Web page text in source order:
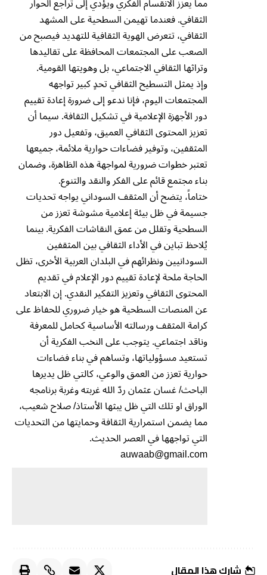
الثقافي. فعندما تهيمن السطحية على المشهد
الثقافي، تتعرض الهوية الثقافية للتهديد فيصبح من
الصعب على المجتمعات المحافظة على تقاليدها
وتراثها الثقافي الاجتماعي، بل وهويتها القومية.
وإذ يمثل التسطيح الثقافي تحدٍ كبير تواجهه
المجتمعات اليوم، فإنا ندعو إلى ضرورة إعادة تقييم
دور الأجهزة الإعلامية في تشكيل الثقافة. سيما أن
تعزيز المحتوى الثقافي العميق، وتفعيل دور
المثقفين، وتوفير فضاءات حوارية ملائمة، جميعها
تعتبر خطوات ضرورية لمواجهة هذه الظاهرة، وضمان
بناء مجتمع قائم على الفكر والنقد والتنوع.
ختاماً، يتضح أن المثقف السوداني يواجه تحديات
جسيمة في ظل بيئة إعلامية مشوشة تعزز من
السطحية وتقلل من عمق النقاشات الفكرية. بينما
يُلاحظ تباين في الأداء الثقافي بين المثقفين
السودانيين ونظرائهم في البلدان العربية الأخرى، تظل
الحاجة ملحة لإعادة تقييم دور الإعلام في تقديم
المحتوى الثقافي وتعزيز التفكير النقدي. إن الابتعاد
عن المنصات السطحية هو خيار ضروري للحفاظ على
كرامة المثقف ورسالته الأساسية كحامل للمعرفة
وناقد اجتماعي. يتوجب على النخب الفكرية أن
تستعيد مسؤولياتها، وتساهم في بناء فضاءات
حوارية تعزز من العمق والوعي، كالتي ظل يديرها
الباحث/ غسان عثمان ردّ الله غربته وغربة برنامجه
الوراق او تلك التي ظل يبثها الأستاذ/ صلاح شعيب،
مما يضمن استمرارية الثقافة وحمايتها من التحديات
التي تواجهها في العصر الحديث.
auwaab@gmail.com
شارك هذا المقال